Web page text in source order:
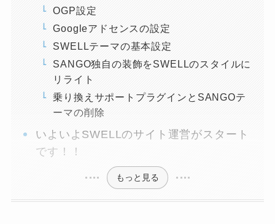
OGP設定
Googleアドセンスの設定
SWELLテーマの基本設定
SANGO独自の装飾をSWELLのスタイルに
リライト
乗り換えサポートプラグインとSANGOテ
ーマの削除
いよいよSWELLのサイト運営がスタート
です！！
もっと見る